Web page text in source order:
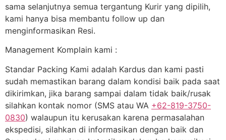
sama selanjutnya semua tergantung Kurir yang dipilih,
kami hanya bisa membantu follow up dan
menginformasikan Resi.
Management Komplain kami :
Standar Packing Kami adalah Kardus dan kami pasti
sudah memastikan barang dalam kondisi baik pada saat
dikirimkan, jika barang sampai dalam tidak baik/rusak
silahkan kontak nomor (SMS atau WA +62-819-3750-
0830) walaupun itu kerusakan karena permasalahan
ekspedisi, silahkan di informasikan dengan baik dan